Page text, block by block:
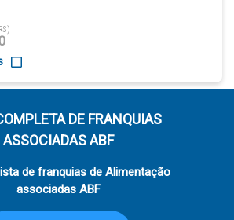
DE FRANQUIAS
ASSOCIADAS ABF
de franquias de Alimentação
associadas ABF